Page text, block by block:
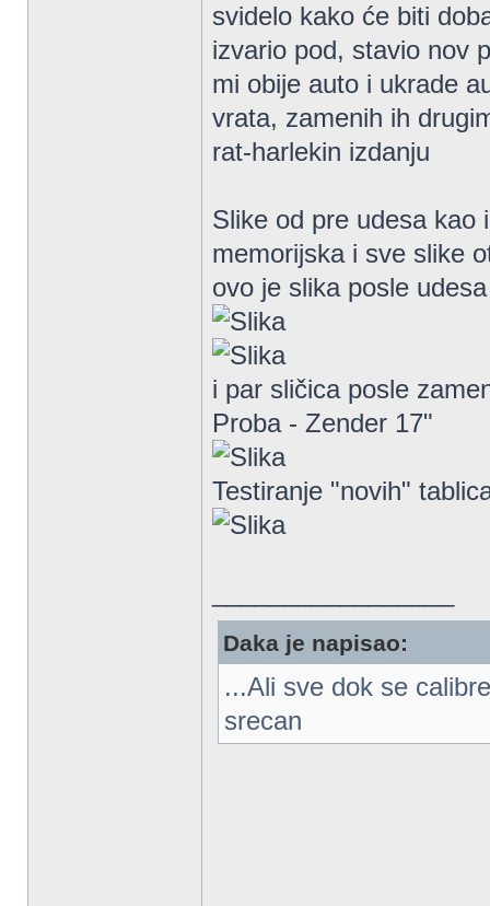
svidelo kako će biti
izvario pod, stavio nov
mi obije auto i ukrade
vrata, zamenih ih
rat-harlekin izdanju
Slike od pre udesa kao
memorijska i sve slike
ovo je slika posle
i par sličica posle
Proba - Zender 17"
Testiranje "novih"
Daka je napisao:
...Ali sve dok se
srecan